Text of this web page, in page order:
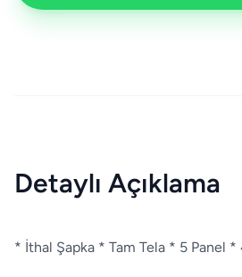
Detaylı Açıklama
* İthal Şapka * Tam Tela * 5 Panel